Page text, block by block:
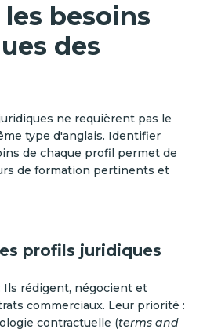
besoins
des
ne requièrent pas le
type d'anglais. Identifier
de chaque profil permet de
de formation pertinents et
profils juridiques
Ils rédigent, négocient et
commerciaux. Leur priorité :
contractuelle (terms and